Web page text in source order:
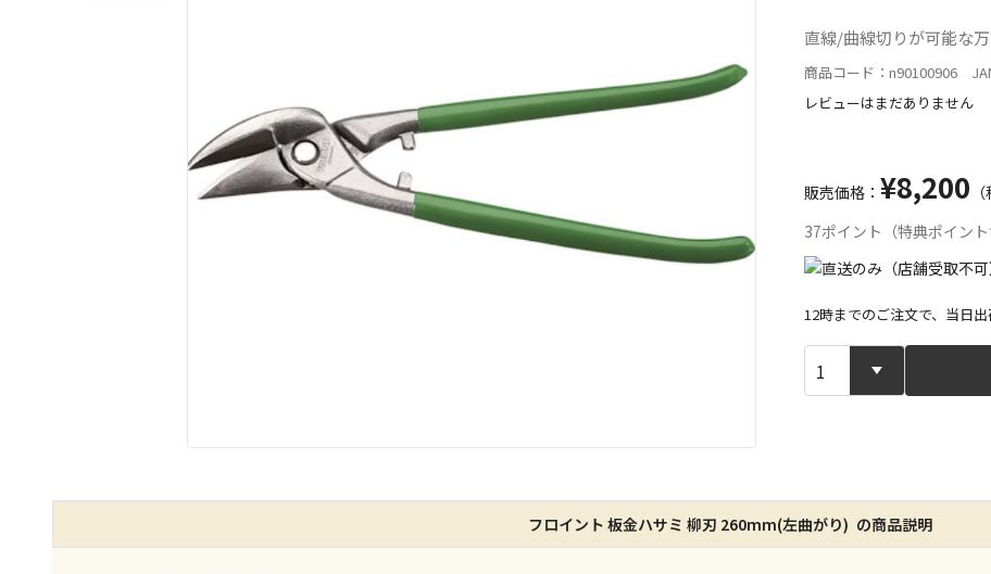
直線/曲線切りが可能な万
商品コード：n90100906
レビューはまだありません
販売価格： ¥8,200
37ポイント（特典ポイント
宅配や店舗受
特定の店舗の
ん）
12時までのご注文で、当日
フロイント 板金ハサミ 柳刃 260mm(左曲がり) の商品説明